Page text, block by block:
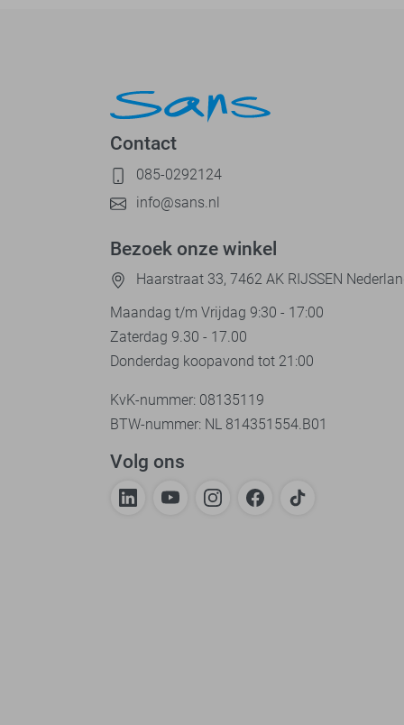
Contact
085-0292124
info@sans.nl
Bezoek onze winkel
Haarstraat 33, 7462 AK RIJSSEN
Maandag t/m Vrijdag 9:30 - 17:00
Zaterdag 9.30 - 17.00
Donderdag koopavond tot 21:00
KvK-nummer: 08135119
BTW-nummer: NL 814351554.B01
Volg ons